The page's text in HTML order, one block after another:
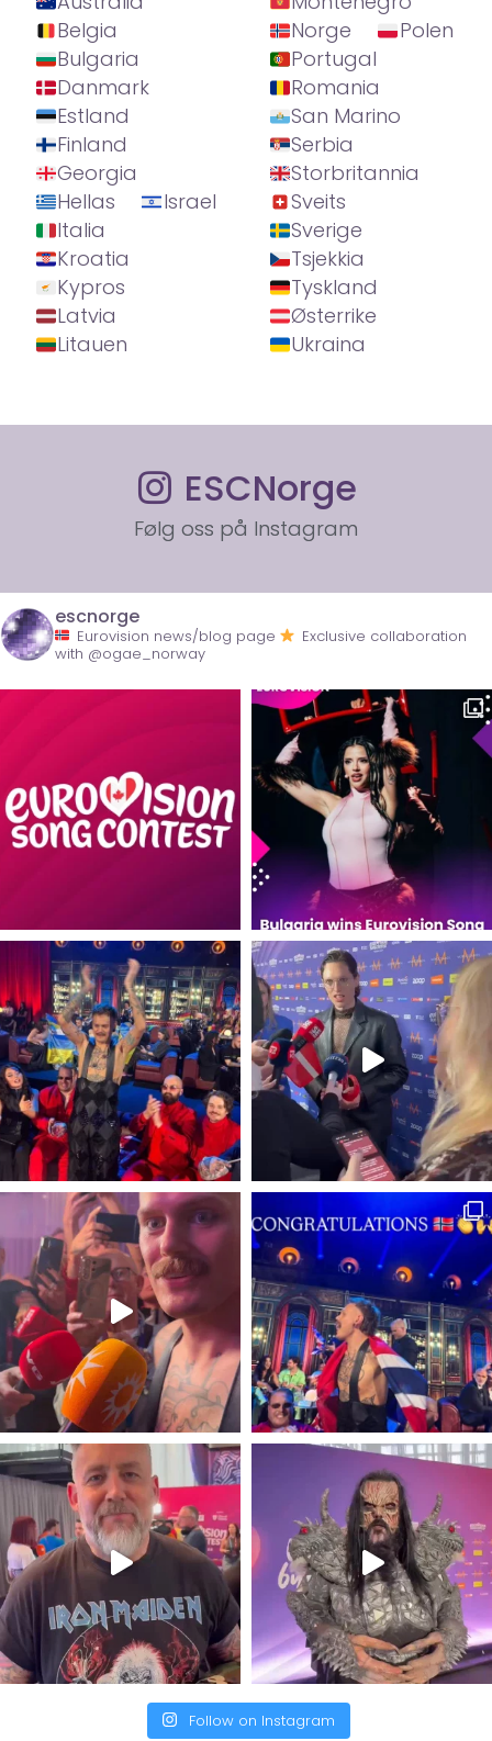
Belgia
Bulgaria
Danmark
Estland
Finland
Georgia
Hellas
Israel
Italia
Kroatia
Kypros
Latvia
Litauen
Norge
Polen
Portugal
Romania
San Marino
Serbia
Storbritannia
Sveits
Sverige
Tsjekkia
Tyskland
Østerrike
Ukraina
ESCNorge
Følg oss på Instagram
escnorge
Eurovision news/blog page
Exclusive collaboration
with @ogae_norway
Follow on Instagram